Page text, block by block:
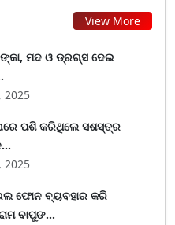
View More
ମଦ ଓ ଡ୍ରଗ୍ସ ଦେଇ
2025
ପଶି କରିଥିଲେ ସଶସ୍ତ୍ର
2025
ଫୋନ ବ୍ୟବହାର କରି
ବାପୁଙ...